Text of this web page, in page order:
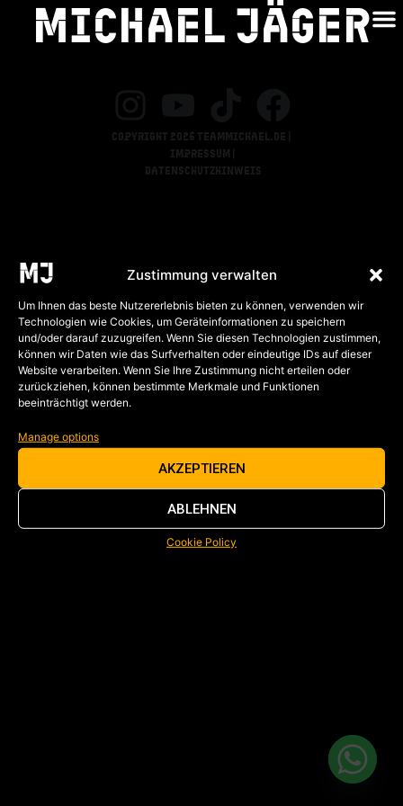
Zustimmung verwalten
Um Ihnen das beste Nutzererlebnis bieten zu können, verwenden wir
Technologien wie Cookies, um Geräteinformationen zu speichern
und/oder darauf zuzugreifen. Wenn Sie diesen Technologien zustimmen,
können wir Daten wie das Surfverhalten oder eindeutige IDs auf dieser
Website verarbeiten. Wenn Sie Ihre Zustimmung nicht erteilen oder
zurückziehen, können bestimmte Merkmale und Funktionen
beeinträchtigt werden.
Manage options
AKZEPTIEREN
ABLEHNEN
Cookie Policy
Michael jäger
Dortmund 2
Copyright 2026 teammichael.de |
Impressum |
Datenschutzhinweis